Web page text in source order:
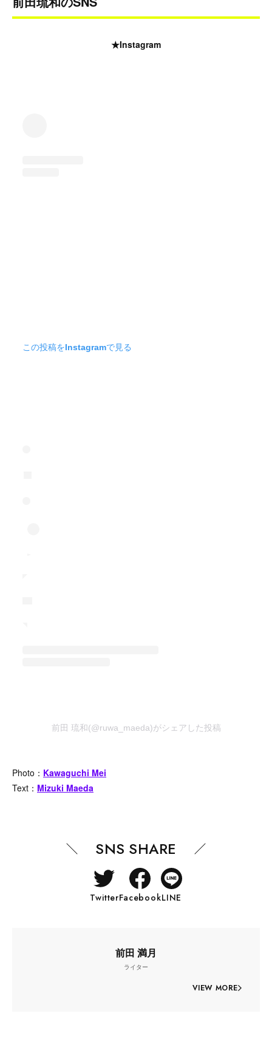
★Instagram
この投稿をInstagramで見る
前田 琉和(@ruwa_maeda)がシェアした投稿
Photo： Kawaguchi Mei
Text： Mizuki Maeda
SNS SHARE
TwitterFacebookLINE
前田 満月
ライター
VIEW MORE